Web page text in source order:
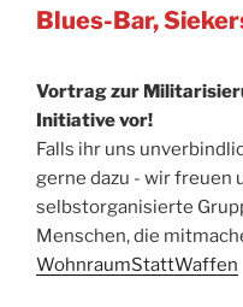
Blues-Bar,
Vortrag zur
Initiative vor!
Falls ihr uns
gerne dazu - wir freuen
selbstorganisierte
Menschen, die
WohnraumStattWaffen